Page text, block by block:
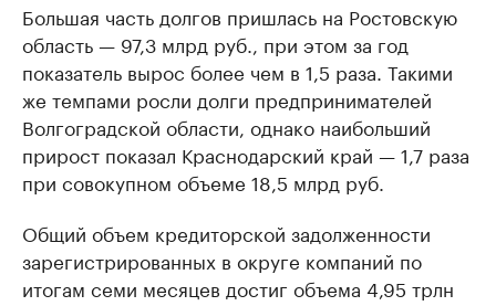
Большая часть долгов пришлась на Ростовскую
область — 97,3 млрд руб., при этом за год
показатель вырос более чем в 1,5 раза. Такими
же темпами росли долги предпринимателей
Волгоградской области, однако наибольший
прирост показал Краснодарский край — 1,7 раза
при совокупном объеме 18,5 млрд руб.
Общий объем кредиторской задолженности
зарегистрированных в округе компаний по
итогам семи месяцев достиг объема 4,95 трлн